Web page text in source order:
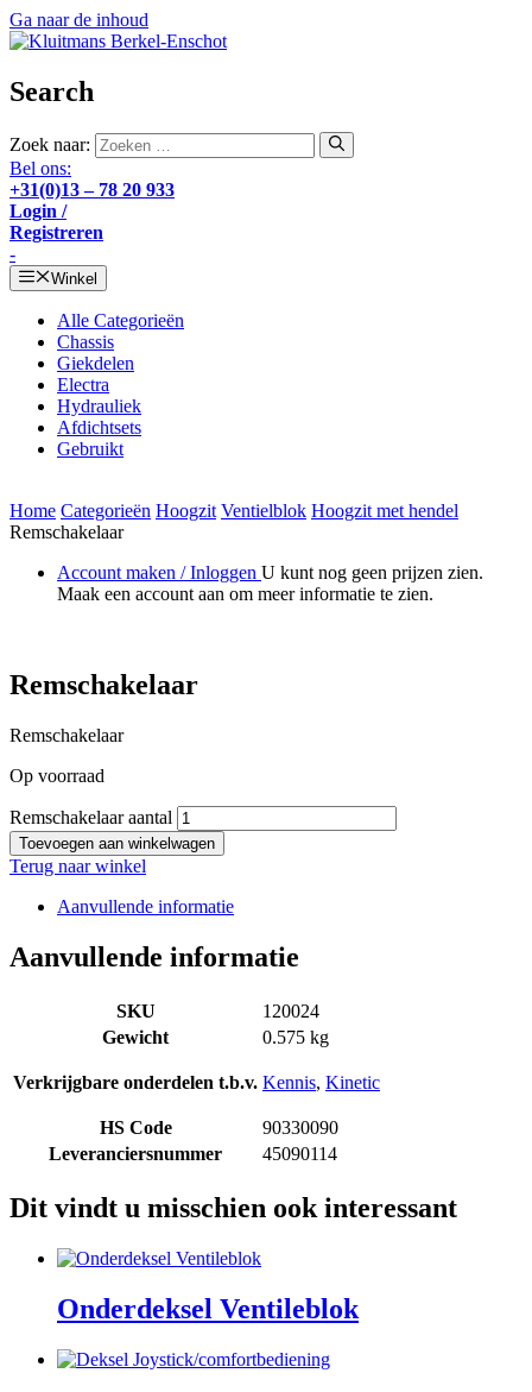
Ga naar de inhoud
Search
Zoek naar:
Bel ons:
+31(0)13 – 78 20 933
Login /
Registreren
-
Winkel
Alle Categorieën
Chassis
Giekdelen
Electra
Hydrauliek
Afdichtsets
Gebruikt
Home Categorieën Hoogzit Ventielblok Hoogzit met hendel
Remschakelaar
Account maken / Inloggen U kunt nog geen prijzen zien.
Maak een account aan om meer informatie te zien.
Remschakelaar
Remschakelaar
Op voorraad
Remschakelaar aantal
Toevoegen aan winkelwagen
Terug naar winkel
Aanvullende informatie
Aanvullende informatie
SKU
120024
Gewicht
0.575 kg
Verkrijgbare onderdelen t.b.v. Kennis, Kinetic
HS Code
90330090
Leveranciersnummer
45090114
Dit vindt u misschien ook interessant
Onderdeksel Ventileblok